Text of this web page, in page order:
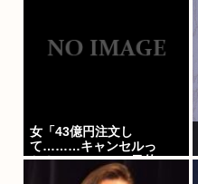
女「43億円注文し
て………キャンセルっ
と！」←こいつの目的